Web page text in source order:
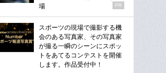
場
PR
スポーツの現場で撮影する機
会のある写真家、その写真家
が撮る一瞬のシーンにスポッ
トをあてるコンテストを開催
します。作品受付中！